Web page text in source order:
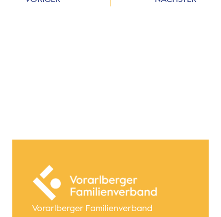
Vorarlberger Familienverband